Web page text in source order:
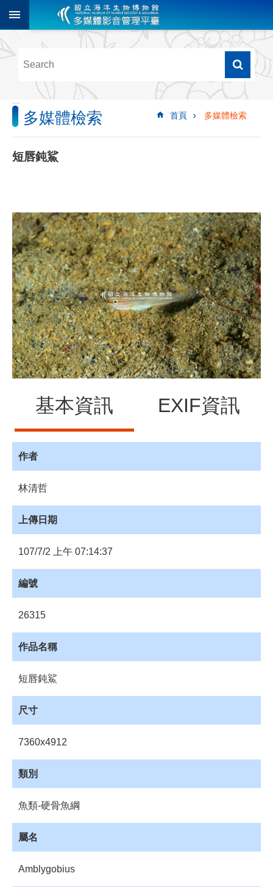
跳到主要內容區塊
階
尋
多
媒
體
檢
像
影
音
音
源
訊
息
發
布
諮
詢
會
員
專
區
館
員
網
站
購
車
載
資
理
藏
:::
首頁 多媒體檢索
多媒體檢索
短唇鈍鯊
基本資訊 EXIF資訊
作者
林清哲
上傳日期
107/7/2 上午 07:14:37
編號
26315
作品名稱
短唇鈍鯊
尺寸
7360x4912
類別
魚類-硬骨魚綱
屬名
Amblygobius